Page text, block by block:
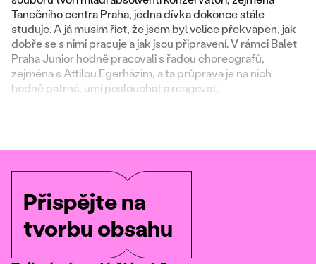
Tanečního centra Praha, jedna dívka dokonce stále
studuje. A já musím říct, že jsem byl velice překvapen, jak
dobře se s nimi pracuje a jak jsou připravení. V rámci Balet
Praha Junior hodně pracovali s řadou choreografů,
zejména s Attilou Egerházim, a ta průprava je na nich
hodně patrná, umí poslouchat a reagovat.
Přispějte na
tvorbu obsahu